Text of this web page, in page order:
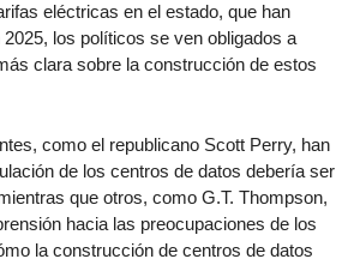
eléctricas en el estado, que han
los políticos se ven obligados a
clara sobre la construcción de estos
como el republicano Scott Perry, han
de los centros de datos debería ser
que otros, como G.T. Thompson,
hacia las preocupaciones de los
la construcción de centros de datos